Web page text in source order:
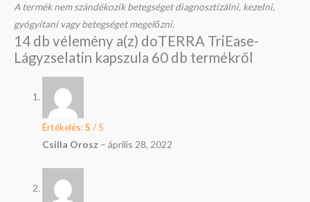
A termék nem szándékozik betegséget diagnosztizálni, kezelni,
gyógyítani vagy betegséget megelőzni.
14 db vélemény a(z) doTERRA TriEase-
Lágyzselatin kapszula 60 db termékről
Értékelés:5 / 5
Csilla Orosz – április 28, 2022